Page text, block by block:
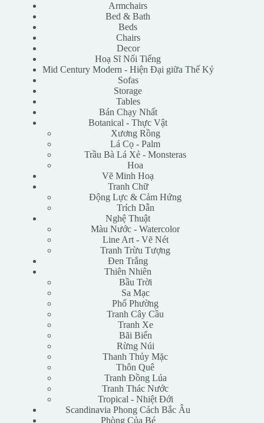
Armchairs
Bed & Bath
Beds
Chairs
Decor
Hoạ Sĩ Nổi Tiếng
Mid Century Modern - Hiện Đại giữa Thế Kỷ
Sofas
Storage
Tables
Bán Chạy Nhất
Botanical - Thực Vật
Xương Rồng
Lá Cọ - Palm
Trầu Bà Lá Xẻ - Monsteras
Hoa
Vẽ Minh Hoạ
Tranh Chữ
Động Lực & Cảm Hứng
Trích Dẫn
Nghệ Thuật
Màu Nước - Watercolor
Line Art - Vẽ Nét
Tranh Trừu Tượng
Đen Trắng
Thiên Nhiên
Bầu Trời
Sa Mạc
Phố Phường
Tranh Cây Cầu
Tranh Xe
Bãi Biển
Rừng Núi
Thanh Thủy Mặc
Thôn Quê
Tranh Đồng Lúa
Tranh Thác Nước
Tropical - Nhiệt Đới
Scandinavia Phong Cách Bắc Âu
Phòng Của Bé